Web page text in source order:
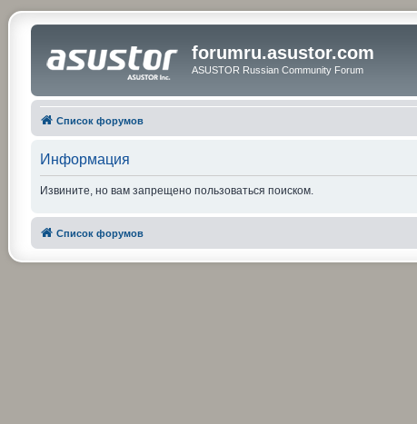
forumru.asustor.com
ASUSTOR Russian Community Forum
Список форумов
Информация
Извините, но вам запрещено пользоваться поиском.
Список форумов